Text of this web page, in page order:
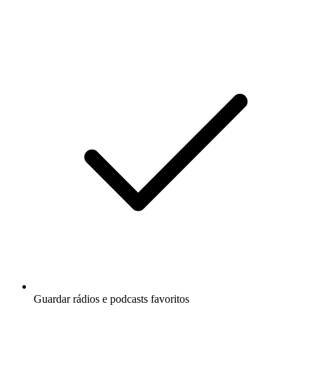
Guardar rádios e podcasts favoritos